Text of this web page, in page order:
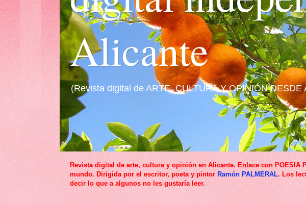
Alicante
(Revista digital de ARTE, CULTURA Y OPINIÓN
Revista digital de arte, cultura y opinión en Alicante. Enlace con POESIA
mundo. Dirigida por el escritor, poeta y pintor Ramón PALMERAL. Los
decir lo que a algunos no les gustaría leer.